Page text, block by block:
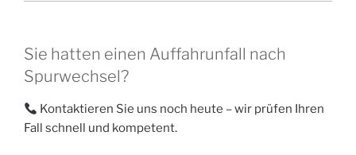
Sie hatten einen Auffahrunfall nach
Spurwechsel?
Kontaktieren Sie uns noch heute – wir prüfen Ihren
Fall schnell und kompetent.